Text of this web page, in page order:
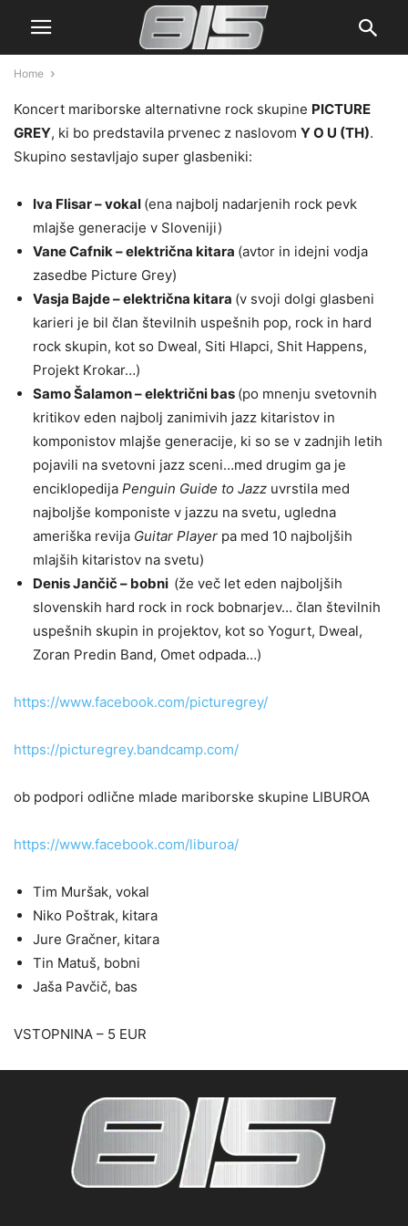
Home
Koncert mariborske alternativne rock skupine PICTURE
GREY, ki bo predstavila prvenec z naslovom Y O U (TH).
Skupino sestavljajo super glasbeniki:
Iva Flisar – vokal (ena najbolj nadarjenih rock pevk
mlajše generacije v Sloveniji)
Vane Cafnik – električna kitara (avtor in idejni vodja
zasedbe Picture Grey)
Vasja Bajde – električna kitara (v svoji dolgi glasbeni
karieri je bil član številnih uspešnih pop, rock in hard
rock skupin, kot so Dweal, Siti Hlapci, Shit Happens,
Projekt Krokar…)
Samo Šalamon – električni bas (po mnenju svetovnih
kritikov eden najbolj zanimivih jazz kitaristov in
komponistov mlajše generacije, ki so se v zadnjih letih
pojavili na svetovni jazz sceni…med drugim ga je
enciklopedija Penguin Guide to Jazz uvrstila med
najboljše komponiste v jazzu na svetu, ugledna
ameriška revija Guitar Player pa med 10 najboljših
mlajših kitaristov na svetu)
Denis Jančič – bobni (že več let eden najboljših
slovenskih hard rock in rock bobnarjev… član številnih
uspešnih skupin in projektov, kot so Yogurt, Dweal,
Zoran Predin Band, Omet odpada…)
https://www.facebook.com/picturegrey/
https://picturegrey.bandcamp.com/
ob podpori odlične mlade mariborske skupine LIBUROA
https://www.facebook.com/liburoa/
Tim Muršak, vokal
Niko Poštrak, kitara
Jure Gračner, kitara
Tin Matuš, bobni
Jaša Pavčič, bas
VSTOPNINA – 5 EUR